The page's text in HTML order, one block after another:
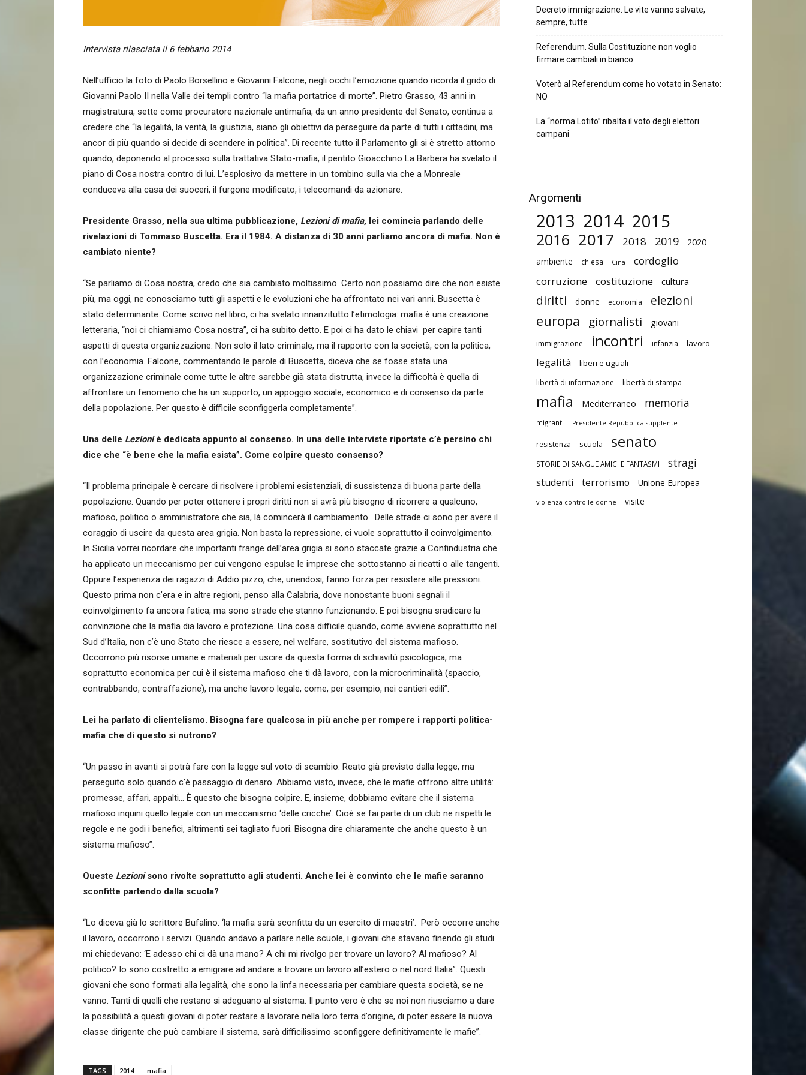
Intervista rilasciata il 6 febbario 2014
Nell’ufficio la foto di Paolo Borsellino e Giovanni Falcone, negli occhi l’emozione quando ricorda il grido di
Giovanni Paolo II nella Valle dei templi contro “la mafia portatrice di morte”. Pietro Grasso, 43 anni in
magistratura, sette come procuratore nazionale antimafia, da un anno presidente del Senato, continua a
credere che “la legalità, la verità, la giustizia, siano gli obiettivi da perseguire da parte di tutti i cittadini, ma
ancor di più quando si decide di scendere in politica”. Di recente tutto il Parlamento gli si è stretto attorno
quando, deponendo al processo sulla trattativa Stato-mafia, il pentito Gioacchino La Barbera ha svelato il
piano di Cosa nostra contro di lui. L’esplosivo da mettere in un tombino sulla via che a Monreale
conduceva alla casa dei suoceri, il furgone modificato, i telecomandi da azionare.
Presidente Grasso, nella sua ultima pubblicazione, Lezioni di mafia, lei comincia parlando delle
rivelazioni di Tommaso Buscetta. Era il 1984. A distanza di 30 anni parliamo ancora di mafia. Non è
cambiato niente?
“Se parliamo di Cosa nostra, credo che sia cambiato moltissimo. Certo non possiamo dire che non esiste
più, ma oggi, ne conosciamo tutti gli aspetti e le evoluzioni che ha affrontato nei vari anni. Buscetta è
stato determinante. Come scrivo nel libro, ci ha svelato innanzitutto l’etimologia: mafia è una creazione
letteraria, “noi ci chiamiamo Cosa nostra”, ci ha subito detto. E poi ci ha dato le chiavi per capire tanti
aspetti di questa organizzazione. Non solo il lato criminale, ma il rapporto con la società, con la politica,
con l’economia. Falcone, commentando le parole di Buscetta, diceva che se fosse stata una
organizzazione criminale come tutte le altre sarebbe già stata distrutta, invece la difficoltà è quella di
affrontare un fenomeno che ha un supporto, un appoggio sociale, economico e di consenso da parte
della popolazione. Per questo è difficile sconfiggerla completamente”.
Una delle Lezioniè dedicata appunto al consenso. In una delle interviste riportate c’è persino chi
dice che “è bene che la mafia esista”. Come colpire questo consenso?
“Il problema principale è cercare di risolvere i problemi esistenziali, di sussistenza di buona parte della
popolazione. Quando per poter ottenere i propri diritti non si avrà più bisogno di ricorrere a qualcuno,
mafioso, politico o amministratore che sia, là comincerà il cambiamento. Delle strade ci sono per avere il
coraggio di uscire da questa area grigia. Non basta la repressione, ci vuole soprattutto il coinvolgimento.
In Sicilia vorrei ricordare che importanti frange dell’area grigia si sono staccate grazie a Confindustria che
ha applicato un meccanismo per cui vengono espulse le imprese che sottostanno ai ricatti o alle tangenti.
Oppure l’esperienza dei ragazzi di Addio pizzo, che, unendosi, fanno forza per resistere alle pressioni.
Questo prima non c’era e in altre regioni, penso alla Calabria, dove nonostante buoni segnali il
coinvolgimento fa ancora fatica, ma sono strade che stanno funzionando. E poi bisogna sradicare la
convinzione che la mafia dia lavoro e protezione. Una cosa difficile quando, come avviene soprattutto nel
Sud d’Italia, non c’è uno Stato che riesce a essere, nel welfare, sostitutivo del sistema mafioso.
Occorrono più risorse umane e materiali per uscire da questa forma di schiavitù psicologica, ma
soprattutto economica per cui è il sistema mafioso che ti dà lavoro, con la microcriminalità (spaccio,
contrabbando, contraffazione), ma anche lavoro legale, come, per esempio, nei cantieri edili”.
Lei ha parlato di clientelismo. Bisogna fare qualcosa in più anche per rompere i rapporti politica-
mafia che di questo si nutrono?
“Un passo in avanti si potrà fare con la legge sul voto di scambio. Reato già previsto dalla legge, ma
perseguito solo quando c’è passaggio di denaro. Abbiamo visto, invece, che le mafie offrono altre utilità:
promesse, affari, appalti… È questo che bisogna colpire. E, insieme, dobbiamo evitare che il sistema
mafioso inquini quello legale con un meccanismo ‘delle cricche’. Cioè se fai parte di un club ne rispetti le
regole e ne godi i benefici, altrimenti sei tagliato fuori. Bisogna dire chiaramente che anche questo è un
sistema mafioso”.
Queste Lezionisono rivolte soprattutto agli studenti. Anche lei è convinto che le mafie saranno
sconfitte partendo dalla scuola?
“Lo diceva già lo scrittore Bufalino: ‘la mafia sarà sconfitta da un esercito di maestri’. Però occorre anche
il lavoro, occorrono i servizi. Quando andavo a parlare nelle scuole, i giovani che stavano finendo gli studi
mi chiedevano: ‘E adesso chi ci dà una mano? A chi mi rivolgo per trovare un lavoro? Al mafioso? Al
politico? Io sono costretto a emigrare ad andare a trovare un lavoro all’estero o nel nord Italia”. Questi
giovani che sono formati alla legalità, che sono la linfa necessaria per cambiare questa società, se ne
vanno. Tanti di quelli che restano si adeguano al sistema. Il punto vero è che se noi non riusciamo a dare
la possibilità a questi giovani di poter restare a lavorare nella loro terra d’origine, di poter essere la nuova
classe dirigente che può cambiare il sistema, sarà difficilissimo sconfiggere definitivamente le mafie”.
TAGS 2014 mafia
Decreto immigrazione. Le vite vanno salvate,
sempre, tutte
Referendum. Sulla Costituzione non voglio
firmare cambiali in bianco
Voterò al Referendum come ho votato in Senato:
NO
La “norma Lotito” ribalta il voto degli elettori
campani
Argomenti
2013 2014 2015
2016 2017 2018 2019 2020
ambiente chiesa Cina
cordoglio
corruzione
costituzione cultura
diritti donne economia elezioni
europa giornalisti giovani
immigrazione incontri infanzia lavoro
legalità liberi e uguali
libertà di informazione libertà di stampa
mafia Mediterraneo memoria
migranti Presidente Repubblica supplente
resistenza scuola senato
STORIE DI SANGUE AMICI E FANTASMI stragi
studenti terrorismo Unione Europea
violenza contro le donne visite